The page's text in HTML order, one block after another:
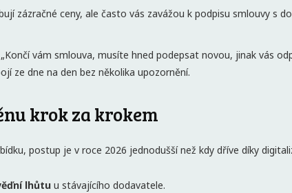
zázračné ceny, ale často vás zavážou k podpisu smlouvy s
„Končí vám smlouva, musíte hned podepsat novou, jinak vás
ze dne na den bez několika upozornění.
krok za krokem
postup je v roce 2026 jednodušší než kdy dříve díky
lhůtu u stávajícího dodavatele.